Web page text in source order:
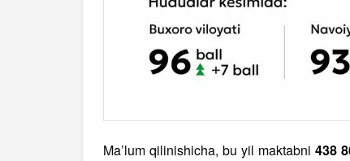
Ma’lum qilinishicha, bu yil maktabni 438